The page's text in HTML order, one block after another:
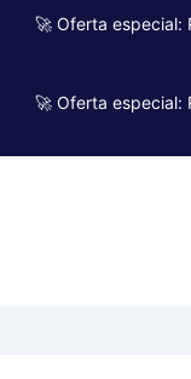
🚀 Oferta especial:
🚀 Oferta especial: